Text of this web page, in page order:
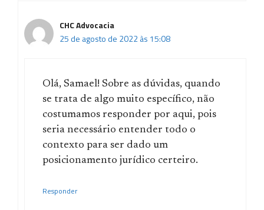
CHC Advocacia
25 de agosto de 2022 às 15:08
Olá, Samael! Sobre as dúvidas, quando
se trata de algo muito específico, não
costumamos responder por aqui, pois
seria necessário entender todo o
contexto para ser dado um
posicionamento jurídico certeiro.
Responder